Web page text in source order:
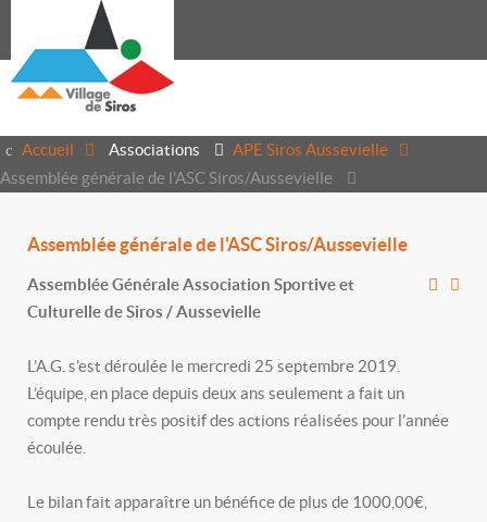
Accueil Associations
APE Siros Aussevielle
Assemblée générale de l'ASC Siros/Aussevielle
Assemblée générale de l'ASC Siros/Aussevielle
Assemblée Générale Association Sportive et
Culturelle de Siros / Aussevielle
L’A.G. s’est déroulée le mercredi 25 septembre 2019.
L’équipe, en place depuis deux ans seulement a fait un
compte rendu très positif des actions réalisées pour l’année
écoulée.
Le bilan fait apparaître un bénéfice de plus de 1000,00€,